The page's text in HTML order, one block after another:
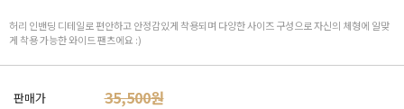
허리 인밴딩 디테일로 편안하고 안정감있게 착용되며 다양한 사이즈 구성으로 자신의 체형에 알맞
게 착용 가능한 와이드 팬츠에요 :)
판매가 35,500원